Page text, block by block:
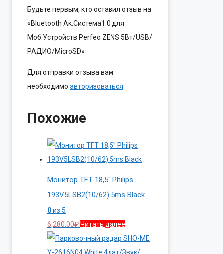
Будьте первым, кто оставил отзыв на
«Bluetooth Ак.Система1.0 для
Моб.Устройств Perfeo ZENS 5Вт/USB/
РАДИО/MicroSD»
Для отправки отзыва вам
необходимо авторизоваться
Похожие
Монитор TFT 18,5″ Philips
193V5LSB2(10/62) 5ms Black
0из 5
6,280.00₽Читать далее